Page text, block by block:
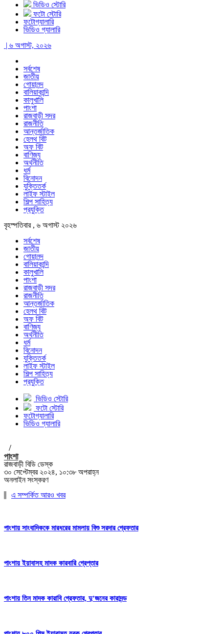
ভিডিও স্টোরি
ফটো স্টোরি
ফটোগ্যালারি
ভিডিও গ্যালারি
| ৬ অগাস্ট, ২০২৬
সর্বশেষ
জাতীয়
গোয়ালন্দ
বালিয়াকান্দি
কালুখালি
পাংশা
রাজবাড়ী সদর
রাজনীতি
আন্তর্জাতিক
হেলথ বিট
অফ বিট
বাণিজ্য
অর্থনীতি
ধর্ম
বিনোদন
যুক্তিতর্ক
লাইফ স্টাইল
শিল্প সাহিত্য
প্রযুক্তি
বৃহস্পতিবার , ৬ অগাস্ট ২০২৬
সর্বশেষ
জাতীয়
গোয়ালন্দ
বালিয়াকান্দি
কালুখালি
পাংশা
রাজবাড়ী সদর
রাজনীতি
আন্তর্জাতিক
হেলথ বিট
অফ বিট
বাণিজ্য
অর্থনীতি
ধর্ম
বিনোদন
যুক্তিতর্ক
লাইফ স্টাইল
শিল্প সাহিত্য
প্রযুক্তি
ভিডিও স্টোরি
ফটো স্টোরি
ফটোগ্যালারি
ভিডিও গ্যালারি
/
পাংশা
রাজবাড়ী বিডি ডেস্ক
৩০ সেপ্টেম্বর ২০২৪, ১০:৩৮ অপরাহ্ন
অনলাইন সংস্করণ
এ সম্পর্কিত আরও খবর
পাংশায় সাংবাদিককে মারধরের মামলায় বিশু সরদার গ্রেফতার
পাংশায় ইয়াবাসহ মাদক কারবারি গ্রেপ্তার
পাংশায় তিন মাদক কারাবি গ্রেফতার, দু’জনের কারাদন্ড